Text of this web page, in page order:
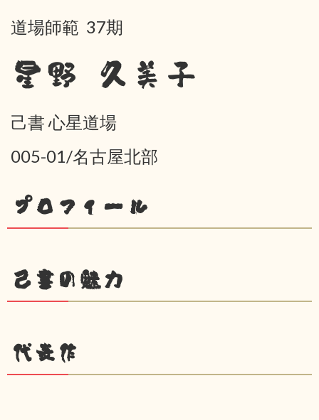
道場師範 37期
星野 久美子
己書 心星道場
005-01/名古屋北部
プロフィール
己書の魅力
代表作